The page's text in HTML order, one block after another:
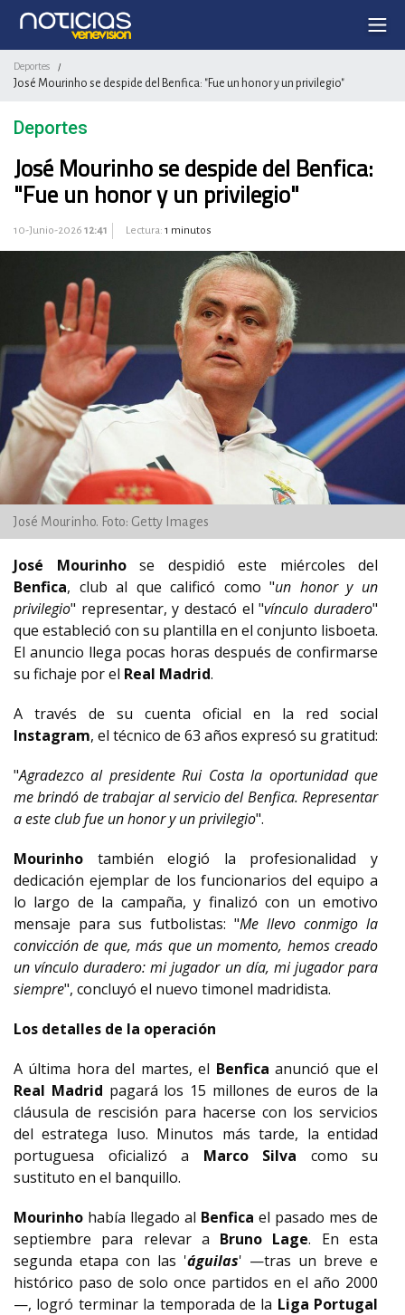
Deportes /
José Mourinho se despide del Benfica: "Fue un honor y un privilegio"
Deportes
José Mourinho se despide del Benfica:
"Fue un honor y un privilegio"
10-Junio-2026 12:41 Lectura: 1 minutos
José Mourinho. Foto: Getty Images
José Mourinhose despidió este miércoles del
Benfica, club al que calificó como "un honor y un
privilegio" representar, y destacó el "vínculo duradero"
que estableció con su plantilla en el conjunto lisboeta.
El anuncio llega pocas horas después de confirmarse
su fichaje por el Real Madrid.
A través de su cuenta oficial en la red social
Instagram, el técnico de 63 años expresó su gratitud:
"Agradezco al presidente Rui Costa la oportunidad que
me brindó de trabajar al servicio del Benfica. Representar
a este club fue un honor y un privilegio".
Mourinho también elogió la profesionalidad y
dedicación ejemplar de los funcionarios del equipo a
lo largo de la campaña, y finalizó con un emotivo
mensaje para sus futbolistas: "Me llevo conmigo la
convicción de que, más que un momento, hemos creado
un vínculo duradero: mi jugador un día, mi jugador para
siempre", concluyó el nuevo timonel madridista.
Los detalles de la operación
A última hora del martes, el Benfica anunció que el
Real Madrid pagará los 15 millones de euros de la
cláusula de rescisión para hacerse con los servicios
del estratega luso. Minutos más tarde, la entidad
portuguesa oficializó a Marco Silva como su
sustituto en el banquillo.
Mourinho había llegado al Benfica el pasado mes de
septiembre para relevar a Bruno Lage. En esta
segunda etapa con las 'águilas' —tras un breve e
histórico paso de solo once partidos en el año 2000
—, logró terminar la temporada de la Liga Portugal